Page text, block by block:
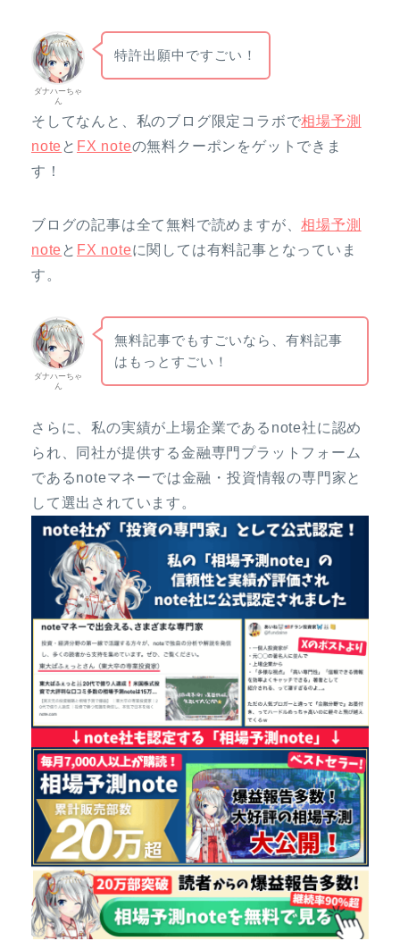
ダナハーちゃ
ん
特許出願中ですごい！
そしてなんと、私のブログ限定コラボで相場予測
note と FX noteの無料クーポンをゲットできま
す！
ブログの記事は全て無料で読めますが、相場予測
note と FX noteに関しては有料記事となっていま
す。
ダナハーちゃ
ん
無料記事でもすごいなら、有料記事
はもっとすごい！
さらに、私の実績が上場企業であるnote社に認め
られ、同社が提供する金融専門プラットフォーム
であるnoteマネーでは金融・投資情報の専門家と
して選出されています。